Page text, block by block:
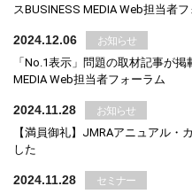
スBUSINESS MEDIA Web担当者
2024.12.06 お知らせ
「No.1表示」問題の取材記事が
MEDIA Web担当者フォーラム
2024.11.28 お知らせ
【満員御礼】JMRAアニュアル・
した
2024.11.28 セミナー